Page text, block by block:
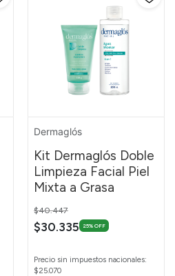
Dermaglós
Kit Dermaglós Doble
Limpieza Facial Piel
Mixta a Grasa
Price reduced from
$40.447
$30.335 25% OFF
Precio sin impuestos nacionales:
$25.070